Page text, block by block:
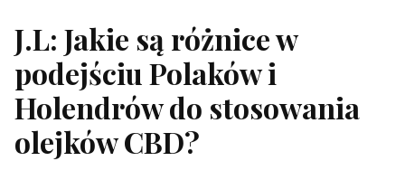
J.L: Jakie są różnice w
podejściu Polaków i
Holendrów do stosowania
olejków CBD?